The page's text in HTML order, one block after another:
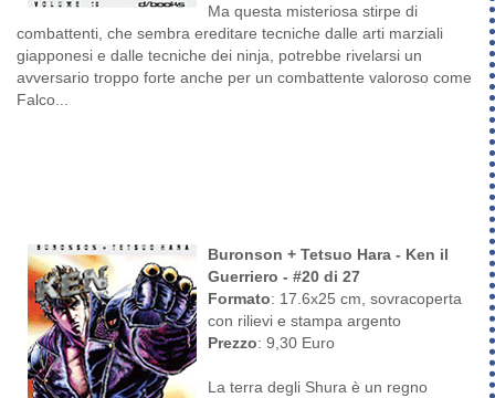
Ma questa misteriosa stirpe di
combattenti, che sembra ereditare tecniche dalle arti marziali
giapponesi e dalle tecniche dei ninja, potrebbe rivelarsi un
avversario troppo forte anche per un combattente valoroso come
Falco...
Buronson + Tetsuo Hara - Ken il
Guerriero - #20 di 27
Formato: 17.6x25 cm, sovracoperta
con rilievi e stampa argento
Prezzo: 9,30 Euro
La terra degli Shura è un regno